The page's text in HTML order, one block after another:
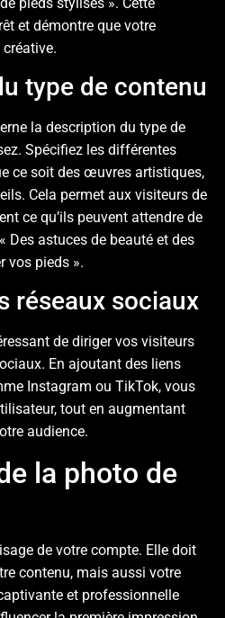
et démontre que votre
type de contenu
la description du type de
Spécifiez les différentes
ce soit des œuvres artistiques,
Cela permet aux visiteurs de
ce qu’ils peuvent attendre de
Des astuces de beauté et des
vos pieds ».
réseaux sociaux
de diriger vos visiteurs
En ajoutant des liens
Instagram ou TikTok, vous
tout en augmentant
audience.
la photo de
de votre compte. Elle doit
contenu, mais aussi votre
et professionnelle